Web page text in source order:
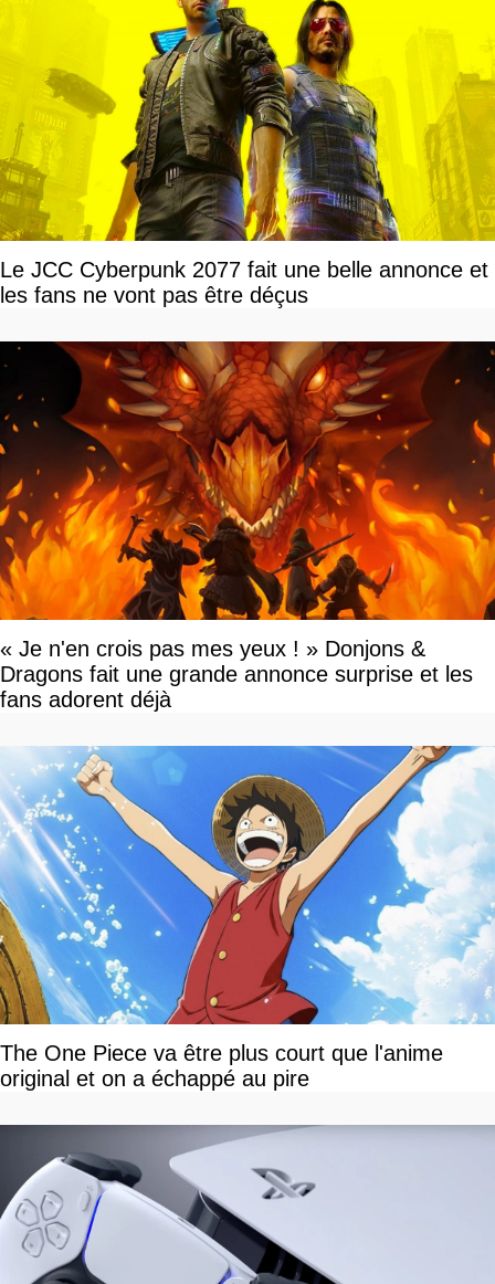
Le JCC Cyberpunk 2077 fait une belle annonce et
les fans ne vont pas être déçus
« Je n'en crois pas mes yeux ! » Donjons &
Dragons fait une grande annonce surprise et les
fans adorent déjà
The One Piece va être plus court que l'anime
original et on a échappé au pire